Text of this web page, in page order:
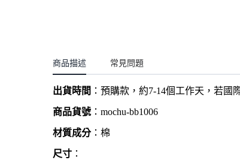
商品描述 常見問題
出貨時間 ：預購款，約7-14個工作天，若國
商品貨號：mochu-bb1006
材質成分：棉
尺寸 ：